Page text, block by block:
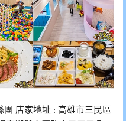
店家地址 : 高雄市三民區